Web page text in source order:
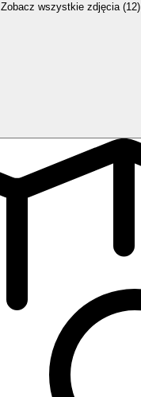
Zobacz wszystkie zdjęcia (12)